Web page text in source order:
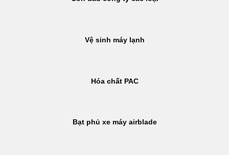
Vệ sinh máy lạnh
Hóa chất PAC
Bạt phủ xe máy airblade